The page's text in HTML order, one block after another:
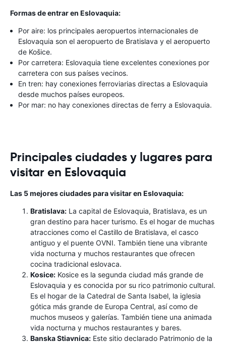
Formas de entrar en Eslovaquia:
Por aire: los principales aeropuertos internacionales de
Eslovaquia son el aeropuerto de Bratislava y el aeropuerto
de Košice.
Por carretera: Eslovaquia tiene excelentes conexiones por
carretera con sus países vecinos.
En tren: hay conexiones ferroviarias directas a Eslovaquia
desde muchos países europeos.
Por mar: no hay conexiones directas de ferry a Eslovaquia.
Principales ciudades y lugares para
visitar en Eslovaquia
Las 5 mejores ciudades para visitar en Eslovaquia:
Bratislava: La capital de Eslovaquia, Bratislava, es un
gran destino para hacer turismo. Es el hogar de muchas
atracciones como el Castillo de Bratislava, el casco
antiguo y el puente OVNI. También tiene una vibrante
vida nocturna y muchos restaurantes que ofrecen
cocina tradicional eslovaca.
Kosice: Kosice es la segunda ciudad más grande de
Eslovaquia y es conocida por su rico patrimonio cultural.
Es el hogar de la Catedral de Santa Isabel, la iglesia
gótica más grande de Europa Central, así como de
muchos museos y galerías. También tiene una animada
vida nocturna y muchos restaurantes y bares.
Banska Stiavnica: Este sitio declarado Patrimonio de la